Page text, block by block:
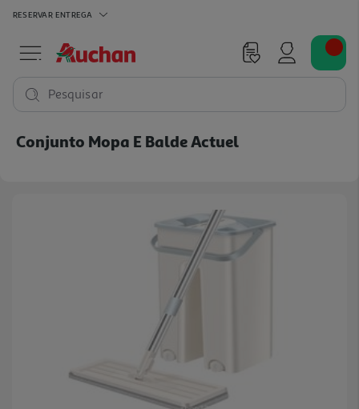
RESERVAR ENTREGA
Pesquisar
Conjunto Mopa E Balde Actuel